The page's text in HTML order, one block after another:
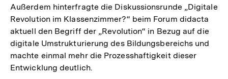
Außerdem hinterfragte die Diskussionsrunde „Digitale
Revolution im Klassenzimmer?“ beim Forum didacta
aktuell den Begriff der „Revolution“ in Bezug auf die
digitale Umstrukturierung des Bildungsbereichs und
machte einmal mehr die Prozesshaftigkeit dieser
Entwicklung deutlich.